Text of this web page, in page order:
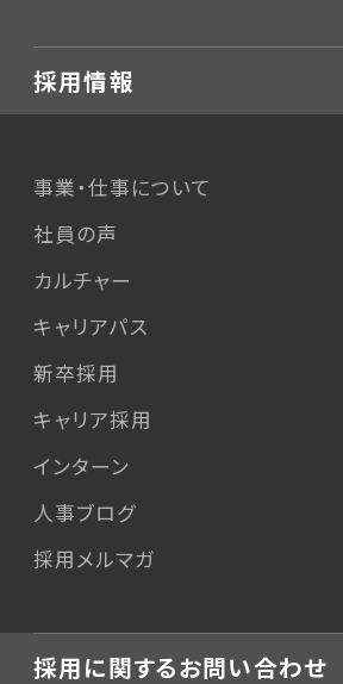
採用情報
事業・仕事について
社員の声
カルチャー
キャリアパス
新卒採用
キャリア採用
インターン
人事ブログ
採用メルマガ
採用に関するお問い合わせ